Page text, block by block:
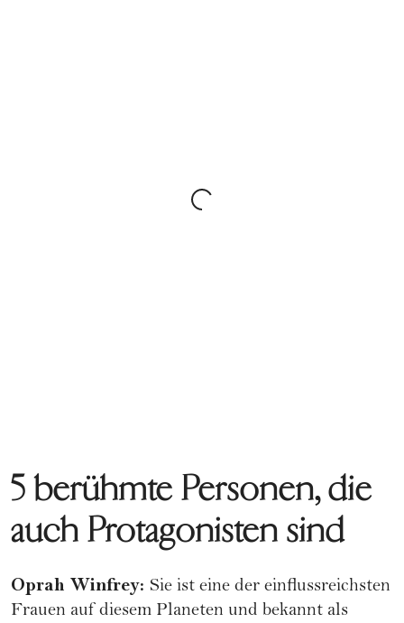
5 berühmte Personen, die
auch Protagonisten sind
Oprah Winfrey: Sie ist eine der einflussreichsten
Frauen auf diesem Planeten und bekannt als